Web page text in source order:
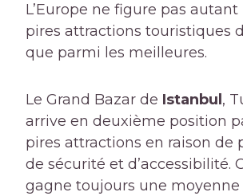
L’Europe ne figure pas
pires attractions touristiques
que parmi les meilleures.
Le Grand Bazar de Istanbul,
arrive en deuxième position
pires attractions en raison de
de sécurité et d’accessibilité.
gagne toujours une moyenne